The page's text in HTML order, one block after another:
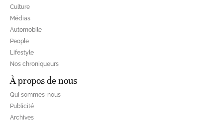
Culture
Médias
Automobile
People
Lifestyle
Nos chroniqueurs
À propos de nous
Qui sommes-nous
Publicité
Archives